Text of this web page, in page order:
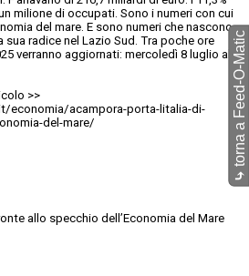
milione di occupati. Sono i numeri con cui
del mare. E sono numeri che nascono
sua radice nel Lazio Sud. Tra poche ore
verranno aggiornati: mercoledì 8 luglio al
>>
economia/acampora-porta-litalia-di-
del-mare/
allo specchio dell’Economia del Mare
⤷
torna a Feed-O-Matic